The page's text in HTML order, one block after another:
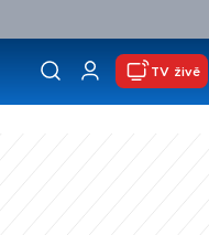
TV živě